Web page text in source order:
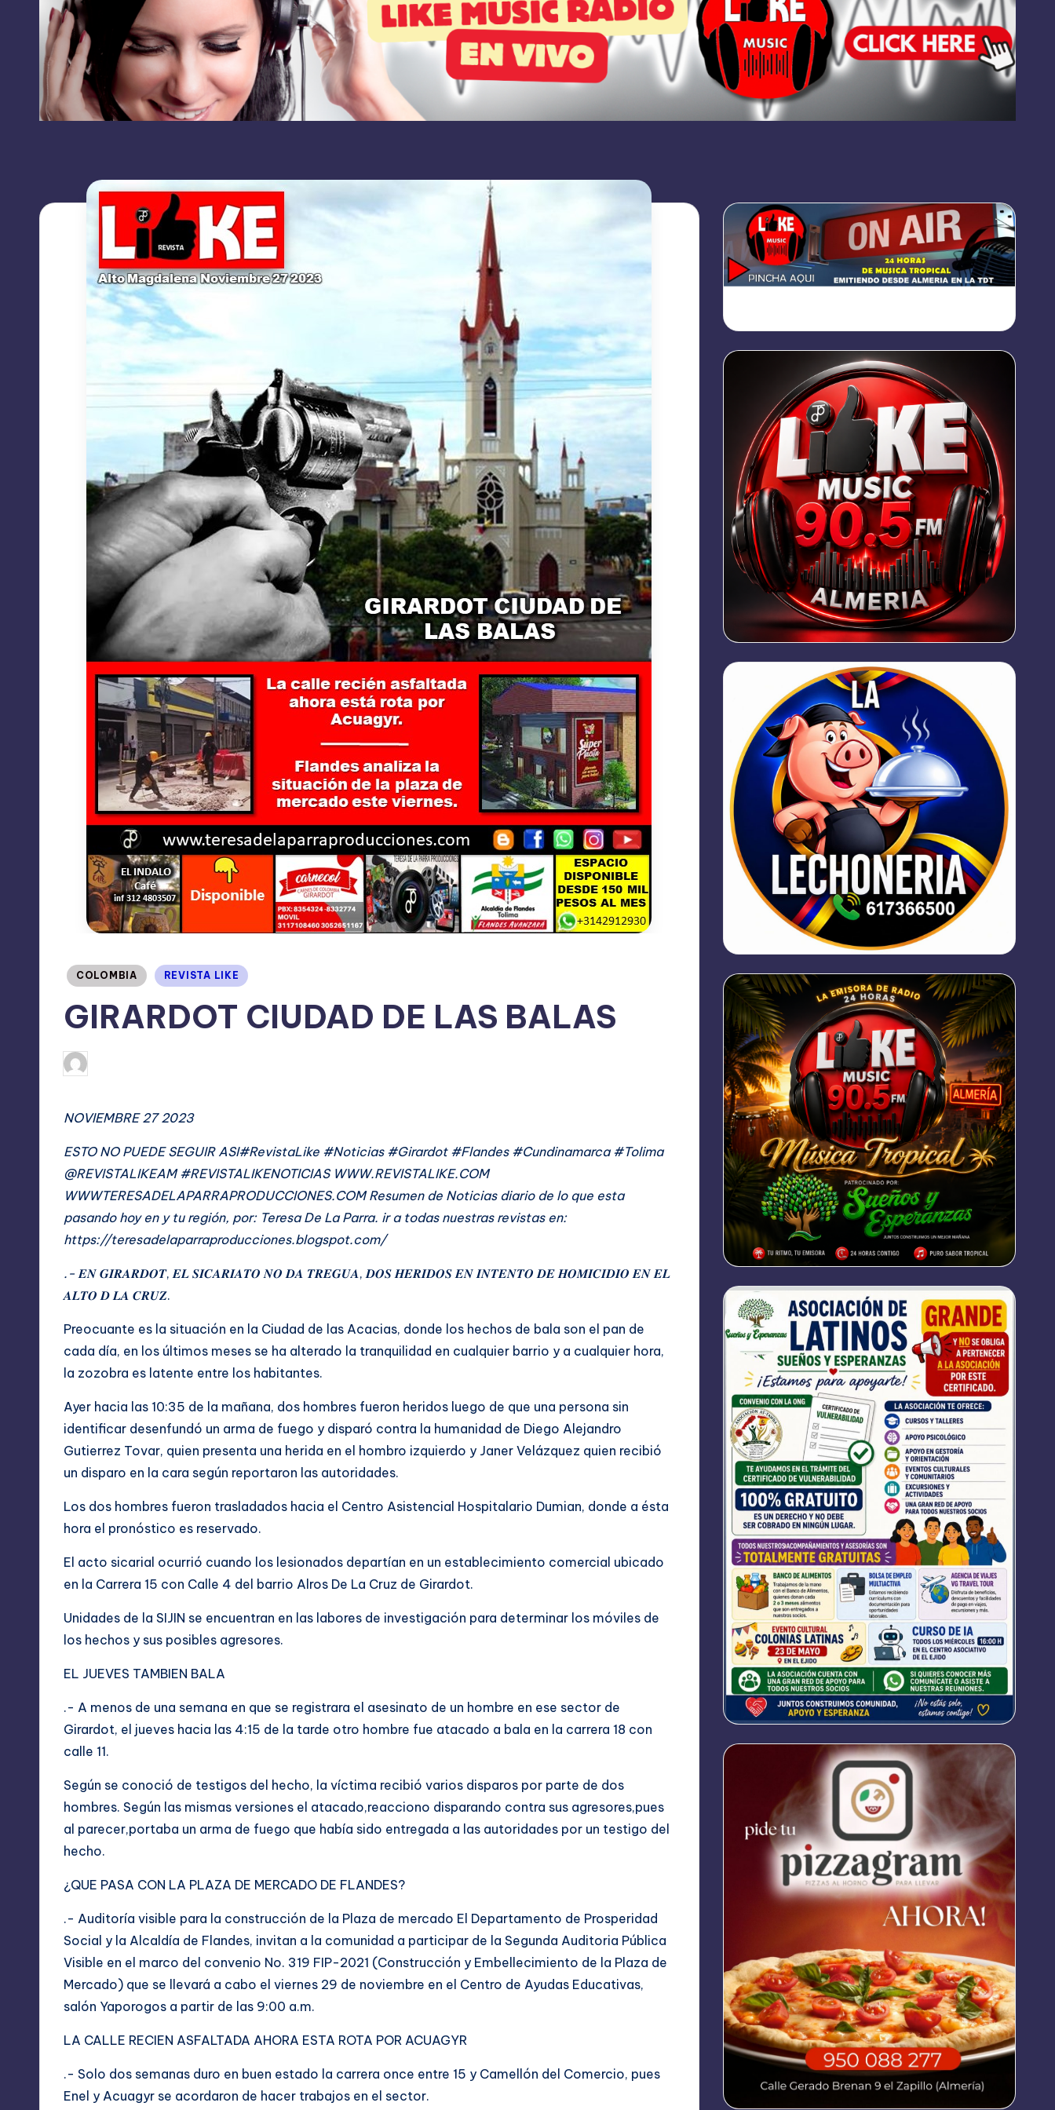
L
I
K
E
M
RRSS
contacto:
grupolikecomunicaciones@gmail.com
Publicado
COLOMBIA REVISTA LIKE
GIRARDOT CIUDAD DE LAS BALAS
Publicado
por
NOVIEMBRE 27 2023
ESTO NO PUEDE SEGUIR ASI#RevistaLike #Noticias #Girardot #Flandes #Cundinamarca #Tolima
@REVISTALIKEAM #REVISTALIKENOTICIAS WWW.REVISTALIKE.COM
WWWTERESADELAPARRAPRODUCCIONES.COM Resumen de Noticias diario de lo que esta
pasando hoy en y tu región, por: Teresa De La Parra. ir a todas nuestras revistas en:
https://teresadelaparraproducciones.blogspot.com/
.-𝑬𝑵 𝑮𝑰𝑹𝑨𝑹𝑫𝑶𝑻, 𝑬𝑳 𝑺𝑰𝑪𝑨𝑹𝑰𝑨𝑻𝑶 𝑵𝑶 𝑫𝑨 𝑻𝑹𝑬𝑮𝑼𝑨, 𝑫𝑶𝑺 𝑯𝑬𝑹𝑰𝑫𝑶𝑺 𝑬𝑵 𝑰𝑵𝑻𝑬𝑵𝑻𝑶 𝑫𝑬 𝑯𝑶𝑴𝑰𝑪𝑰𝑫𝑰𝑶 𝑬𝑵 𝑬𝑳
𝑨𝑳𝑻𝑶 𝑫 𝑳𝑨 𝑪𝑹𝑼𝒁.
Preocuante es la situación en la Ciudad de las Acacias, donde los hechos de bala son el pan de
cada día, en los últimos meses se ha alterado la tranquilidad en cualquier barrio y a cualquier hora,
la zozobra es latente entre los habitantes.
Ayer hacia las 10:35 de la mañana, dos hombres fueron heridos luego de que una persona sin
identificar desenfundó un arma de fuego y disparó contra la humanidad de Diego Alejandro
Gutierrez Tovar, quien presenta una herida en el hombro izquierdo y Janer Velázquez quien recibió
un disparo en la cara según reportaron las autoridades.
Los dos hombres fueron trasladados hacia el Centro Asistencial Hospitalario Dumian, donde a ésta
hora el pronóstico es reservado.
El acto sicarial ocurrió cuando los lesionados departían en un establecimiento comercial ubicado
en la Carrera 15 con Calle 4 del barrio Alros De La Cruz de Girardot.
Unidades de la SIJIN se encuentran en las labores de investigación para determinar los móviles de
los hechos y sus posibles agresores.
EL JUEVES TAMBIEN BALA
.- A menos de una semana en que se registrara el asesinato de un hombre en ese sector de
Girardot, el jueves hacia las 4:15 de la tarde otro hombre fue atacado a bala en la carrera 18 con
calle 11.
Según se conoció de testigos del hecho, la víctima recibió varios disparos por parte de dos
hombres. Según las mismas versiones el atacado,reacciono disparando contra sus agresores,pues
al parecer,portaba un arma de fuego que había sido entregada a las autoridades por un testigo del
hecho.
¿QUE PASA CON LA PLAZA DE MERCADO DE FLANDES?
.- Auditoría visible para la construcción de la Plaza de mercado El Departamento de Prosperidad
Social y la Alcaldía de Flandes, invitan a la comunidad a participar de la Segunda Auditoria Pública
Visible en el marco del convenio No. 319 FIP-2021 (Construcción y Embellecimiento de la Plaza de
Mercado) que se llevará a cabo el viernes 29 de noviembre en el Centro de Ayudas Educativas,
salón Yaporogos a partir de las 9:00 a.m.
LA CALLE RECIEN ASFALTADA AHORA ESTA ROTA POR ACUAGYR
.- Solo dos semanas duro en buen estado la carrera once entre 15 y Camellón del Comercio, pues
Enel y Acuagyr se acordaron de hacer trabajos en el sector.
sid=1